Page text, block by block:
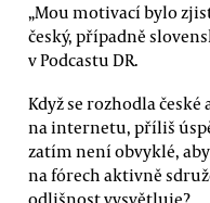
„Mou motivací bylo
český, případně
v Podcastu DR.
Když se rozhodla
na internetu, příliš
zatím není obvyklé,
na fórech aktivně
odlišnost vysvětluje?